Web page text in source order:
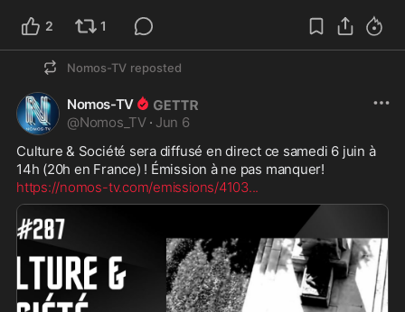
2 1
Nomos-TV reposted
Nomos-TV
@Nomos_TV · Jun 6
Culture & Société sera diffusé en direct ce samedi 6 juin à
https://nomos-tv.com/emissions/4103...